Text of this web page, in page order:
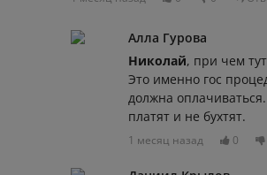
Алла Гурова
Николай, при чем
Это именно гос
должна
платят и не бухтят.
1 месяц назад 0